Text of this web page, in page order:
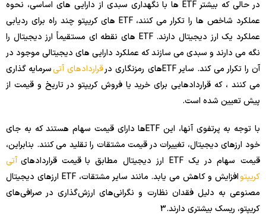
در حالی که بیشتر ETF ها با نگهداری سبدی از دارایی های اساسی، نحوه
عملکرد شاخص ها را تکرار می کنند، ETF های کریپتو چند راه برای ردیابی
عملکرد یک ارز دیجیتال دارند. ETF های نقطه ای مستقیماً ارز دیجیتال را
نگه می دارند و سبدی می سازند که عملکرد دارایی های دیجیتالی موجود در
آن را تکرار می کند. سایر ETFهای رمزنگاری در
قراردادهای آتیسرمایه گذاری
می کنند ، که قراردادهایی برای خرید یا فروش کریپتو در تاریخ و قیمت از
پیش تعیین شده است.
با توجه به پرتفوی آنها، این ETFها دارای قیمت سهام هستند که به جای
خود ارزهای دیجیتال، تغییرات در قیمت مشتقات را تقلید می کنند. بنابراین،
قیمت سهام در یک ETF ارز دیجیتال مطابق با قیمت قراردادهای
آتی
کریپتو
افزایش و کاهش می یابد. مانند سایر مشتقات، ETF ارزهای دیجیتال
مصنوعی به دلیل فقدان نظارت و نگرانی‌های ارزش‌گذاری در صرافی‌های
کریپتو، ریسک بیشتری دارند.3